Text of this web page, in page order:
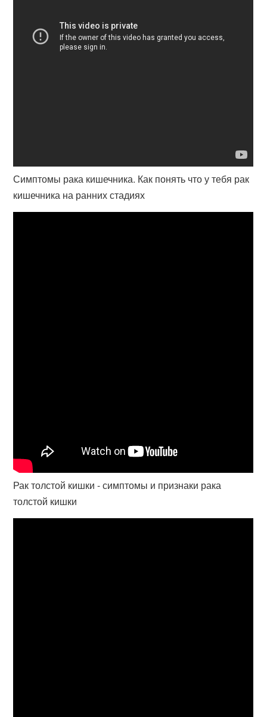
Симптомы рака кишечника. Как понять что у тебя рак
кишечника на ранних стадиях
Рак толстой кишки - симптомы и признаки рака
толстой кишки